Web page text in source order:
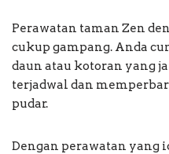
Perawatan taman Zen
cukup gampang. Anda
daun atau kotoran yang
terjadwal dan
pudar.
Dengan perawatan yang